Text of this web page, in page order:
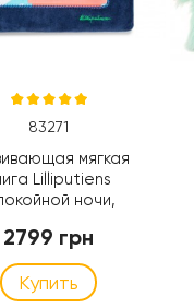
83271
мягкая
Lilliputiens
ночи,
2799 грн
Купить